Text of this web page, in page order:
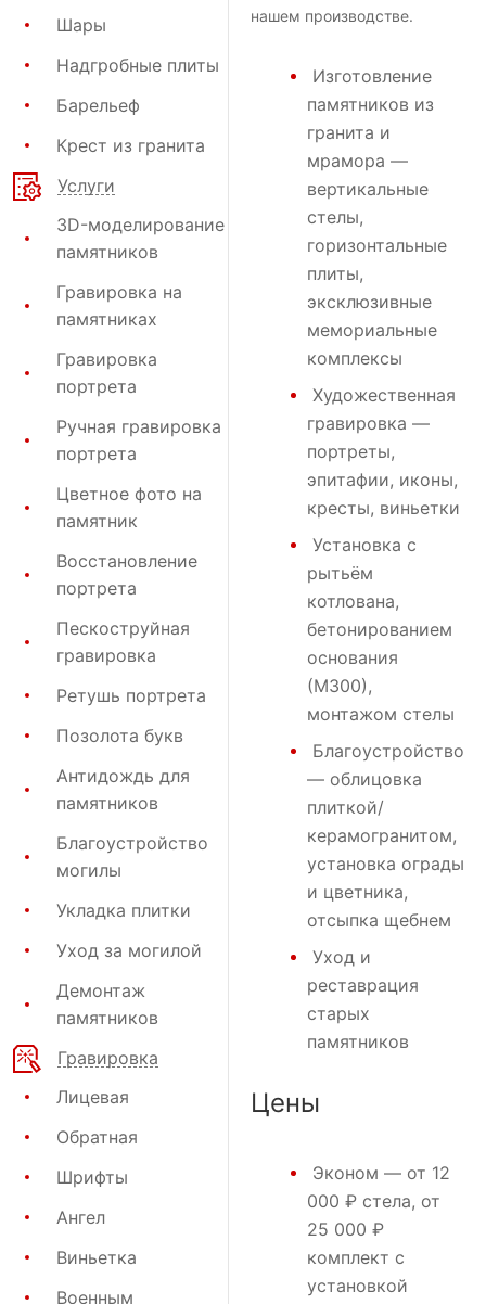
Шары
Надгробные плиты
Барельеф
Крест из гранита
Услуги
3D-моделирование
памятников
Гравировка на
памятниках
Гравировка
портрета
Ручная гравировка
портрета
Цветное фото на
памятник
Восстановление
портрета
Пескоструйная
гравировка
Ретушь портрета
Позолота букв
Антидождь для
памятников
Благоустройство
могилы
Укладка плитки
Уход за могилой
Демонтаж
памятников
Гравировка
Лицевая
Обратная
Шрифты
Ангел
Виньетка
Военным
нашем производстве.
Изготовление
памятников из
гранита и
мрамора —
вертикальные
стелы,
горизонтальные
плиты,
эксклюзивные
мемориальные
комплексы
Художественная
гравировка —
портреты,
эпитафии, иконы,
кресты, виньетки
Установка с
рытьём
котлована,
бетонированием
основания
(М300),
монтажом стелы
Благоустройство
— облицовка
плиткой/
керамогранитом,
установка ограды
и цветника,
отсыпка щебнем
Уход и
реставрация
старых
памятников
Цены
Эконом — от 12
000 ₽ стела, от
25 000 ₽
комплект с
установкой